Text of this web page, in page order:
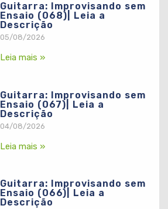
Guitarra: Improvisando sem
Ensaio (068)| Leia a
Descrição
05/08/2026
Leia mais »
Guitarra: Improvisando sem
Ensaio (067)| Leia a
Descrição
04/08/2026
Leia mais »
Guitarra: Improvisando sem
Ensaio (066)| Leia a
Descrição